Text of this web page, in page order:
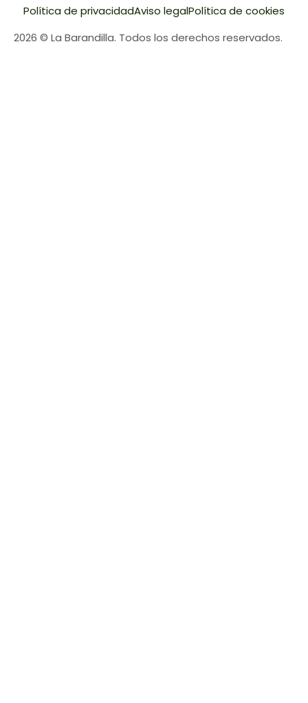
2026 © La Barandilla. Todos los derechos reservados.
Política de privacidadAviso legalPolítica de cookies